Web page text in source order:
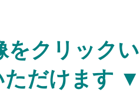
リックい
ただけます ▼